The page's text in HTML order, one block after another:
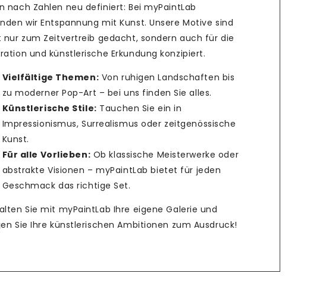
nach Zahlen neu definiert: Bei myPaintLab
wir Entspannung mit Kunst. Unsere Motive sind
nur zum Zeitvertreib gedacht, sondern auch für die
und künstlerische Erkundung konzipiert.
Vielfältige Themen: Von ruhigen Landschaften bis
zu moderner Pop-Art – bei uns finden Sie alles.
Künstlerische Stile: Tauchen Sie ein in
Impressionismus, Surrealismus oder zeitgenössische
Kunst.
Für alle Vorlieben: Ob klassische Meisterwerke oder
abstrakte Visionen – myPaintLab bietet für jeden
Geschmack das richtige Set.
Sie mit myPaintLab Ihre eigene Galerie und
Sie Ihre künstlerischen Ambitionen zum Ausdruck!